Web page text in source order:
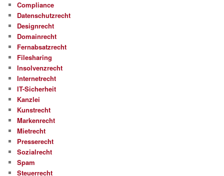
Compliance
Datenschutzrecht
Designrecht
Domainrecht
Fernabsatzrecht
Filesharing
Insolvenzrecht
Internetrecht
IT-Sicherheit
Kanzlei
Kunstrecht
Markenrecht
Mietrecht
Presserecht
Sozialrecht
Spam
Steuerrecht